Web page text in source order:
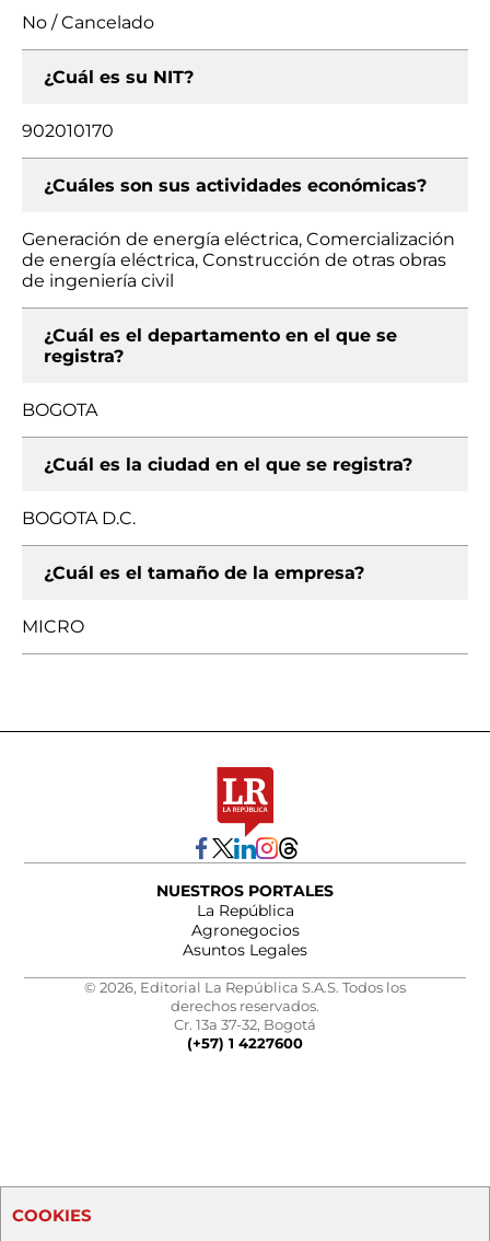
No / Cancelado
¿Cuál es su NIT?
902010170
¿Cuáles son sus actividades económicas?
Generación de energía eléctrica, Comercialización
de energía eléctrica, Construcción de otras obras
de ingeniería civil
¿Cuál es el departamento en el que se
registra?
BOGOTA
¿Cuál es la ciudad en el que se registra?
BOGOTA D.C.
¿Cuál es el tamaño de la empresa?
MICRO
NUESTROS PORTALES
La República
Agronegocios
Asuntos Legales
© 2026, Editorial La República S.A.S. Todos los
derechos reservados.
Cr. 13a 37-32, Bogotá
(+57) 1 4227600
COOKIES